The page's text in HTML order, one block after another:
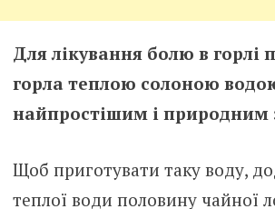
Для лікування болю в горлі
горла теплою солоною
найпростішим і природним
Щоб приготувати таку воду,
теплої води половину чайної